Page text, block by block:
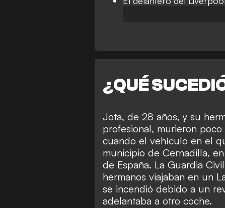
¿QUÉ
Jota, de 28 años, y su
profesional, murieron
cuando el vehículo en el
municipio de Cernadilla,
de España. La Guardia
hermanos viajaban en un
se incendió debido a un
adelantaba a otro coche.